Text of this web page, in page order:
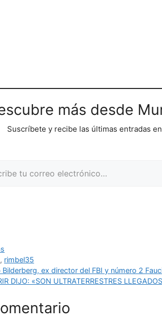
más desde
Suscríbete y recibe las últimas entradas
, rimbel35
ex director del FBI y número 2
DIJO: «SON ULTRATERRESTRES